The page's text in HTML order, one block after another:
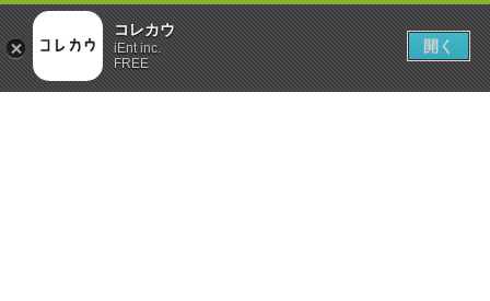
コレカウ
iEnt inc.
FREE
開く